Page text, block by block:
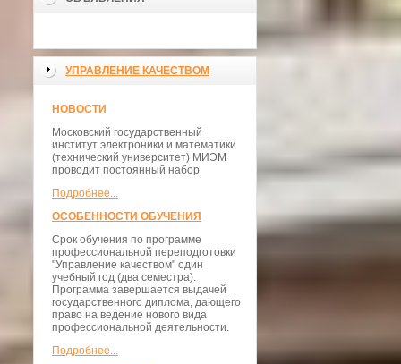
УПРАВЛЕНИЕ КАЧЕСТВОМ
НОВОСТИ
Московский государственный
институт электроники и математики
(технический университет) МИЭМ
проводит постоянный набор
Подробнее...
ОСОБЕННОСТИ ОБУЧЕНИЯ
Срок обучения по программе
профессиональной переподготовки
"Управление качеством" один
учебный год (два семестра).
Программа завершается выдачей
государственного диплома, дающего
право на ведение нового вида
профессиональной деятельности.
Подробнее...